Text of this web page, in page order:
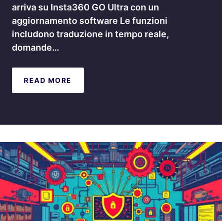
arriva su Insta360 GO Ultra con un
aggiornamento software Le funzioni
includono traduzione in tempo reale,
domande…
READ MORE